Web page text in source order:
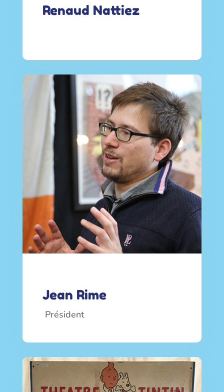
Renaud Nattiez
Jean Rime
Président